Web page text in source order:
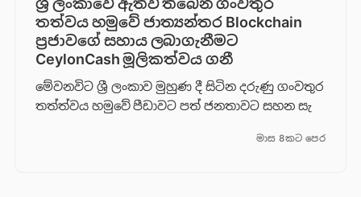
ශ්‍රී ලංකාවේ ඇතිවී තිබෙන ගංවතුර
තත්වය හමුවේ ජාත්‍යන්තර Blockchain
ප්‍රජාවගේ සහාය ලබාගැනීමට
CeylonCash මූලිකත්වය ග​නී
මේවනවිට ශ්‍රී ලංකාව මුහුණ දී සිටින දරුණු ගංවතුර
තත්ත්වය හමුවේ පීඩාවට පත් ජනතාවට සහන සැ
මාස 8කට පෙර